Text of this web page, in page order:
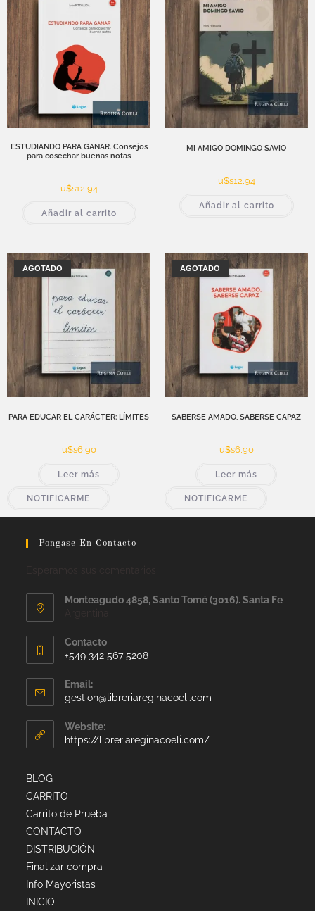
ESTUDIANDO PARA GANAR. Consejos
para cosechar buenas notas
u$s12,94
Añadir al carrito
MI AMIGO DOMINGO SAVIO
u$s12,94
Añadir al carrito
AGOTADO
PARA EDUCAR EL CARÁCTER: LÍMITES
u$s6,90
Leer más
NOTIFICARME
AGOTADO
SABERSE AMADO, SABERSE CAPAZ
u$s6,90
Leer más
NOTIFICARME
Pongase En Contacto
Monteagudo 4858, Santo Tomé (3016). Santa Fe
Contacto
+549 342 567 5208
Email:
gestion@libreriareginacoeli.com
Website:
https://libreriareginacoeli.com/
BLOG
CARRITO
Carrito de Prueba
CONTACTO
DISTRIBUCIÓN
Finalizar compra
Info Mayoristas
INICIO